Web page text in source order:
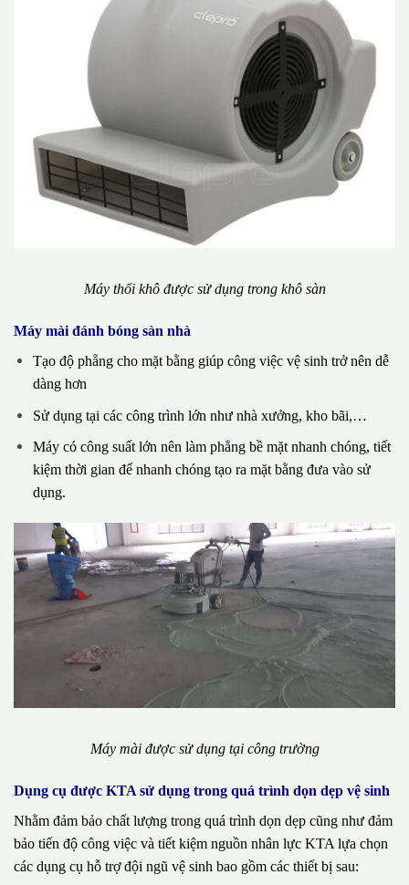
Máy thổi khô được sử dụng trong khô sàn
Máy mài đánh bóng sàn nhà
Tạo độ phẵng cho mặt bằng giúp công việc vệ sinh trở nên dễ
dàng hơn
Sử dụng tại các công trình lớn như nhà xưởng, kho bãi,…
Máy có công suất lớn nên làm phẳng bề mặt nhanh chóng, tiết
kiệm thời gian để nhanh chóng tạo ra mặt bằng đưa vào sử
dụng.
Máy mài được sử dụng tại công trường
Dụng cụ được KTA sử dụng trong quá trình dọn dẹp vệ sinh
Nhằm đảm bảo chất lượng trong quá trình dọn dẹp cũng như đảm
bảo tiến độ công việc và tiết kiệm nguồn nhân lực KTA lựa chọn
các dụng cụ hỗ trợ đội ngũ vệ sinh bao gồm các thiết bị sau: